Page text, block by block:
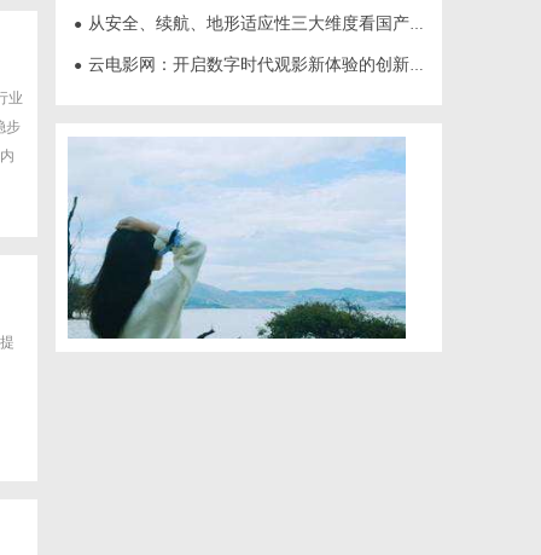
业
步
● 从安全、续航、地形适应性三大维度看国产多功能电动轮椅进化
● 云电影网：开启数字时代观影新体验的创新平台